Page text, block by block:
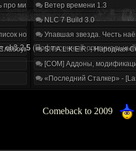
про мир, геймплей и сюжет | Разбор
нововведений
и отвага
Ветер времени 1.3
NLC 7 Build 3.0
Упавшая звезда. Честь
S.T.A.L.K.E.R. - Народная
[COM] Аддоны,
«Последний Сталкер» -
oh3.2.5 (Пофиксенный
Comeback to 2009